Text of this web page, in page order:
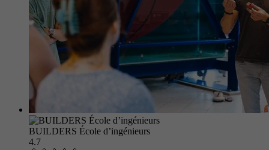
BUILDERS École d’ingénieurs
4.7